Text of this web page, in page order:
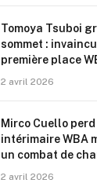
Tomoya Tsuboi
sommet :
première place
2 avril 2026
Mirco Cuello
intérimaire WBA
un combat de
2 avril 2026